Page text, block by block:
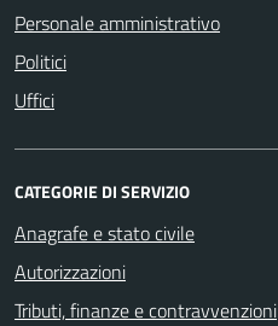
Personale amministrativo
Politici
Uffici
CATEGORIE DI SERVIZIO
Anagrafe e stato civile
Autorizzazioni
Tributi, finanze e contravvenzioni